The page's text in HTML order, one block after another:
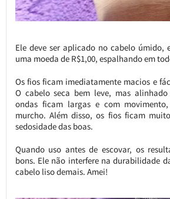
Ele deve ser aplicado no cabelo úmido,
uma moeda de R$1,00, espalhando em
Os fios ficam imediatamente macios e
O cabelo seca bem leve, mas
ondas ficam largas e com
murcho. Além disso, os fios ficam
sedosidade das boas.
Quando uso antes de escovar, os
bons. Ele não interfere na durabilidade
cabelo liso demais. Amei!